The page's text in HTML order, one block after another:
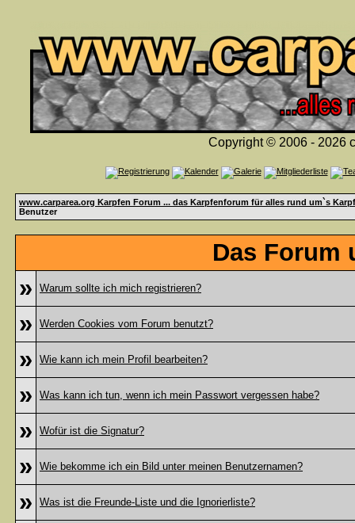
Copyright © 2006 - 2026
www.carparea.org Karpfen Forum ... das Karpfenforum für alles rund um`s
Benutzer
Das Forum
»
Warum sollte ich mich registrieren?
» Werden Cookies vom Forum benutzt?
» Wie kann ich mein Profil bearbeiten?
» Was kann ich tun, wenn ich mein Passwort vergessen habe?
» Wofür ist die Signatur?
» Wie bekomme ich ein Bild unter meinen Benutzernamen?
» Was ist die Freunde-Liste und die Ignorierliste?